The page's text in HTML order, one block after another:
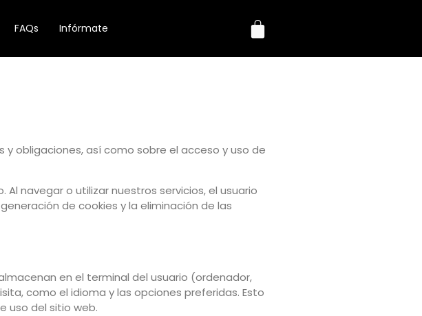
FAQs Infórmate
obligaciones, así como sobre el acceso y uso de
navegar o utilizar nuestros servicios, el usuario
de cookies y la eliminación de las
en el terminal del usuario (ordenador,
como el idioma y las opciones preferidas. Esto
uso del sitio web.